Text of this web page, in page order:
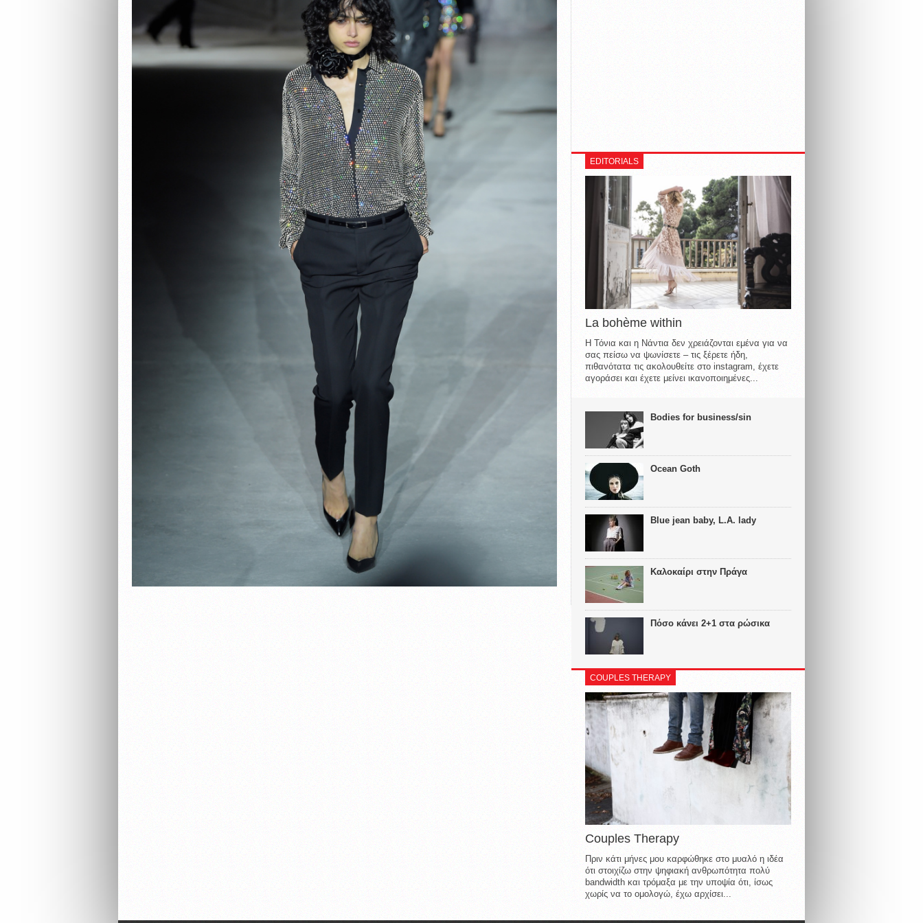
EDITORIALS
La bohème within
Η Τόνια και η Νάντια δεν χρειάζονται εμένα για να
σας πείσω να ψωνίσετε – τις ξέρετε ήδη,
πιθανότατα τις ακολουθείτε στο instagram, έχετε
αγοράσει και έχετε μείνει ικανοποιημένες...
Bodies for business/sin
Ocean Goth
Blue jean baby, L.A. lady
Καλοκαίρι στην Πράγα
Πόσο κάνει 2+1 στα ρώσικα
COUPLES THERAPY
Couples Therapy
Πριν κάτι μήνες μου καρφώθηκε στο μυαλό η ιδέα
ότι στοιχίζω στην ψηφιακή ανθρωπότητα πολύ
bandwidth και τρόμαξα με την υποψία ότι, ίσως
χωρίς να το ομολογώ, έχω αρχίσει...